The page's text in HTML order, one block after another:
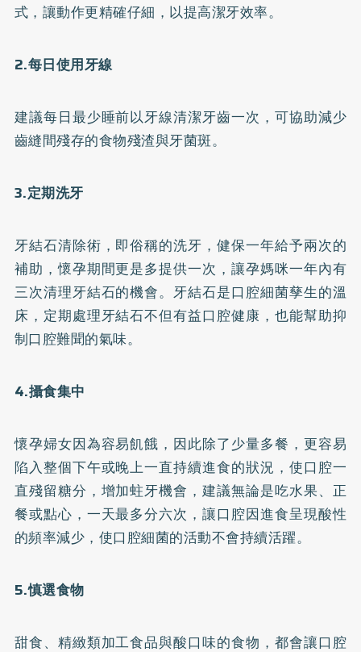
式，讓動作更精確仔細，以提高潔牙效率。
2.每日使用牙線
建議每日最少睡前以牙線清潔牙齒一次，可協助減少
齒縫間殘存的食物殘渣與牙菌斑。
3.定期洗牙
牙結石清除術，即俗稱的洗牙，健保一年給予兩次的
補助，懷孕期間更是多提供一次，讓孕媽咪一年內有
三次清理牙結石的機會。牙結石是口腔細菌孳生的溫
床，定期處理牙結石不但有益口腔健康，也能幫助抑
制口腔難聞的氣味。
4.攝食集中
懷孕婦女因為容易飢餓，因此除了少量多餐，更容易
陷入整個下午或晚上一直持續進食的狀況，使口腔一
直殘留糖分，增加蛀牙機會，建議無論是吃水果、正
餐或點心，一天最多分六次，讓口腔因進食呈現酸性
的頻率減少，使口腔細菌的活動不會持續活躍。
5.慎選食物
甜食、精緻類加工食品與酸口味的食物，都會讓口腔